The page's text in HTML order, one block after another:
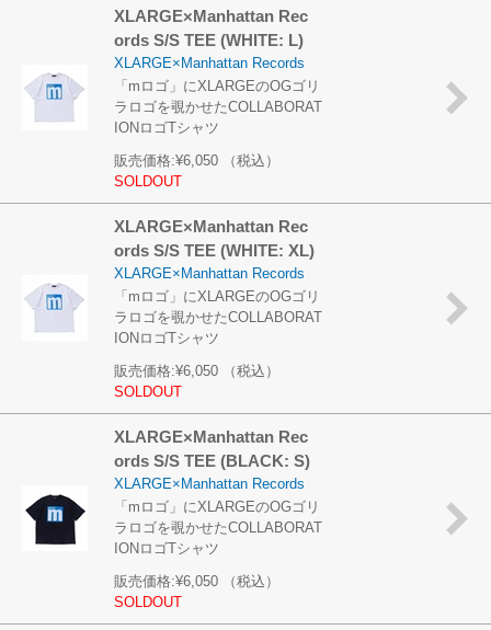
XLARGE×Manhattan Rec
ords S/S TEE (WHITE: L)
XLARGE×Manhattan Records
「mロゴ」にXLARGEのOGゴリ
ラロゴを覗かせたCOLLABORAT
IONロゴTシャツ
販売価格:¥6,050
（税込）
SOLDOUT
XLARGE×Manhattan Rec
ords S/S TEE (WHITE: XL)
XLARGE×Manhattan Records
「mロゴ」にXLARGEのOGゴリ
ラロゴを覗かせたCOLLABORAT
IONロゴTシャツ
販売価格:¥6,050
（税込）
SOLDOUT
XLARGE×Manhattan Rec
ords S/S TEE (BLACK: S)
XLARGE×Manhattan Records
「mロゴ」にXLARGEのOGゴリ
ラロゴを覗かせたCOLLABORAT
IONロゴTシャツ
販売価格:¥6,050
（税込）
SOLDOUT